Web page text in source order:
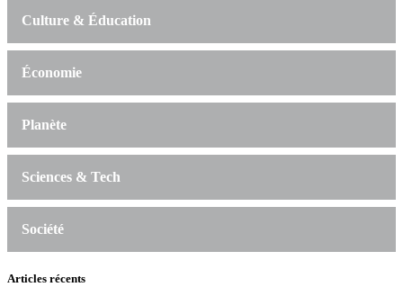
Culture & Éducation
Économie
Planète
Sciences & Tech
Société
Articles récents